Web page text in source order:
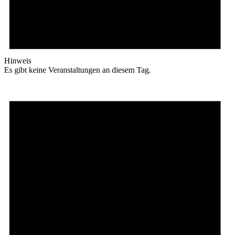
Hinweis
Es gibt keine Veranstaltungen an diesem Tag.